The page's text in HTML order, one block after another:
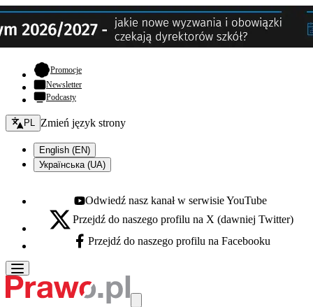
Promocje- otwiera się w nowej karcie
Newsletter
Podcasty
Zmień język - bieżący:
PL Zmień język strony
English (EN)
Українська (UA)
Youtube - otwiera się w nowej karcie
Odwiedź nasz kanał w serwisie YouTube
X - otwiera się w nowej karcie
Przejdź do naszego profilu na X (dawniej Twitter)
Facebook - otwiera się w nowej karcie
Przejdź do naszego profilu na Facebooku